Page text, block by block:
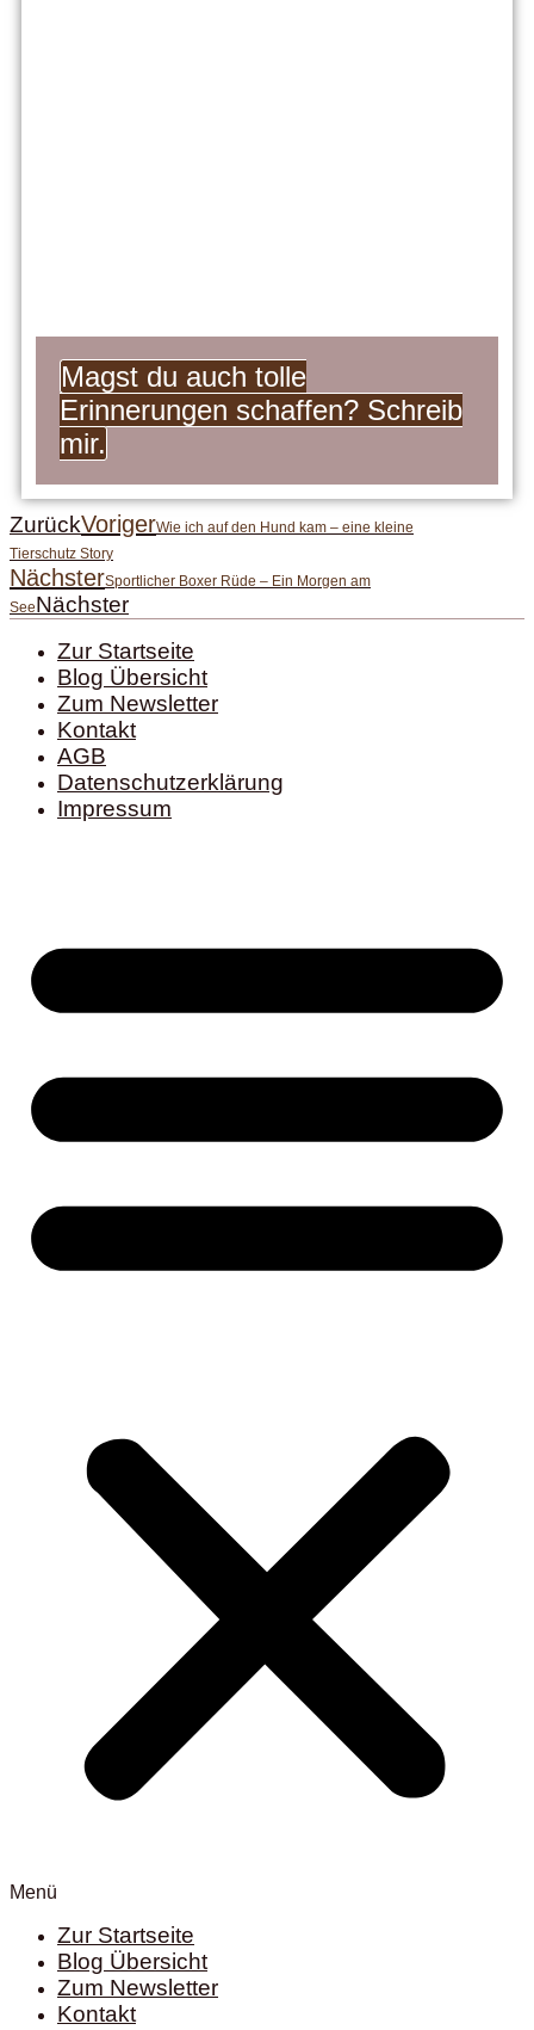
Magst du auch tolle
Erinnerungen schaffen? Schreib
mir.
ZurückVorigerWie ich auf den Hund kam – eine kleine
Tierschutz Story
NächsterSportlicher Boxer Rüde – Ein Morgen am
SeeNächster
Zur Startseite
Blog Übersicht
Zum Newsletter
Kontakt
AGB
Datenschutzerklärung
Impressum
Menü
Zur Startseite
Blog Übersicht
Zum Newsletter
Kontakt